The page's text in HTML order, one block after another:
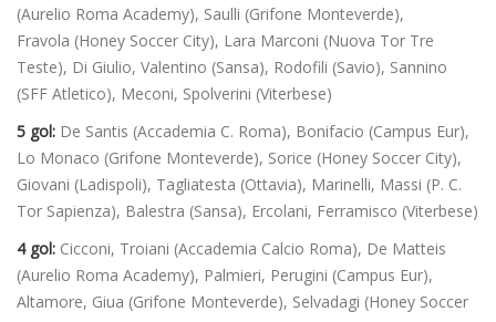
(Aurelio Roma Academy), Saulli (Grifone Monteverde),
Fravola (Honey Soccer City), Lara Marconi (Nuova Tor Tre
Teste), Di Giulio, Valentino (Sansa), Rodofili (Savio), Sannino
(SFF Atletico), Meconi, Spolverini (Viterbese)
5 gol: De Santis (Accademia C. Roma), Bonifacio (Campus Eur),
Lo Monaco (Grifone Monteverde), Sorice (Honey Soccer City),
Giovani (Ladispoli), Tagliatesta (Ottavia), Marinelli, Massi (P. C.
Tor Sapienza), Balestra (Sansa), Ercolani, Ferramisco (Viterbese)
4 gol: Cicconi, Troiani (Accademia Calcio Roma), De Matteis
(Aurelio Roma Academy), Palmieri, Perugini (Campus Eur),
Altamore, Giua (Grifone Monteverde), Selvadagi (Honey Soccer